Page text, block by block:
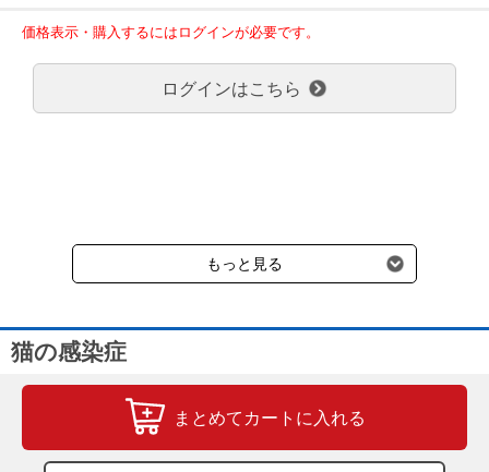
ご了承のほどよろしくお願い致します。
弊社都合でお届けが２回以上に分かれる場合の送料負担は、１回分
のみで新たな送料は発生しません。
大型商品送料が必要な商品をご注文の場合は、大型商品送料のみご
負担頂きます。
受けます。
価格表示・購入するにはログインが必要です。
ログインはこちら
もっと見る
猫の感染症
まとめてカートに入れる